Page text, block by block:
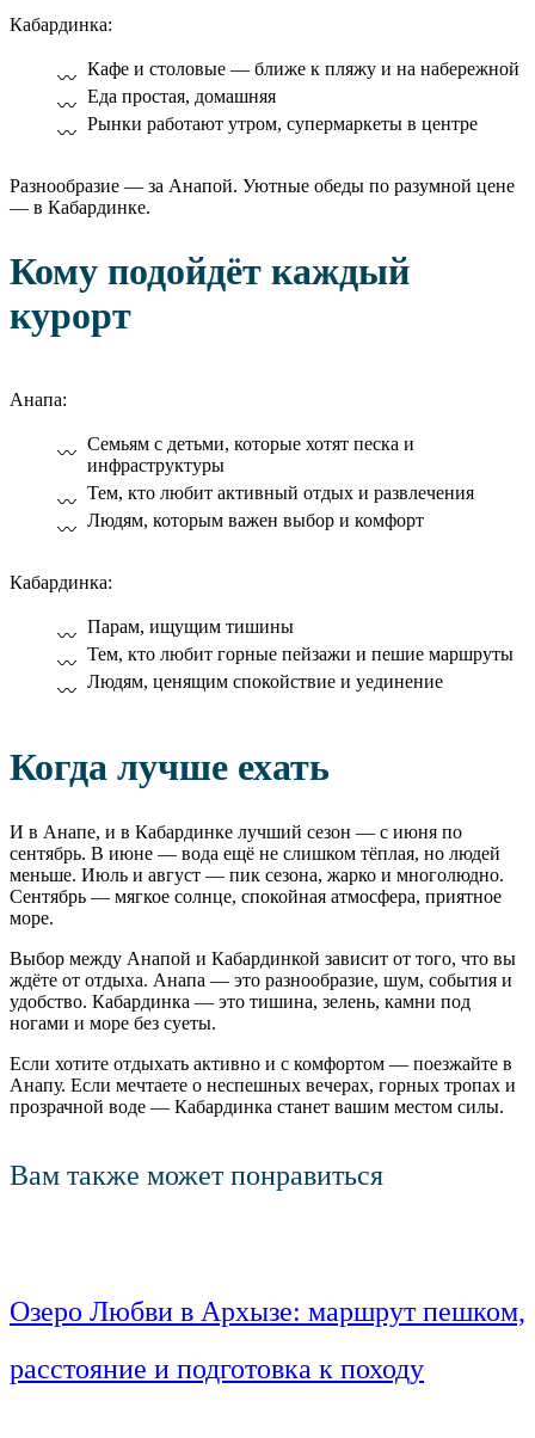
Кабардинка:
Кафе и столовые — ближе к пляжу и на набережной
Еда простая, домашняя
Рынки работают утром, супермаркеты в центре
Разнообразие — за Анапой. Уютные обеды по разумной цене
— в Кабардинке.
Кому подойдёт каждый
курорт
Анапа:
Семьям с детьми, которые хотят песка и
инфраструктуры
Тем, кто любит активный отдых и развлечения
Людям, которым важен выбор и комфорт
Кабардинка:
Парам, ищущим тишины
Тем, кто любит горные пейзажи и пешие маршруты
Людям, ценящим спокойствие и уединение
Когда лучше ехать
И в Анапе, и в Кабардинке лучший сезон — с июня по
сентябрь. В июне — вода ещё не слишком тёплая, но людей
меньше. Июль и август — пик сезона, жарко и многолюдно.
Сентябрь — мягкое солнце, спокойная атмосфера, приятное
море.
Выбор между Анапой и Кабардинкой зависит от того, что вы
ждёте от отдыха. Анапа — это разнообразие, шум, события и
удобство. Кабардинка — это тишина, зелень, камни под
ногами и море без суеты.
Если хотите отдыхать активно и с комфортом — поезжайте в
Анапу. Если мечтаете о неспешных вечерах, горных тропах и
прозрачной воде — Кабардинка станет вашим местом силы.
Вам также может понравиться
Озеро Любви в Архызе: маршрут пешком,
расстояние и подготовка к походу